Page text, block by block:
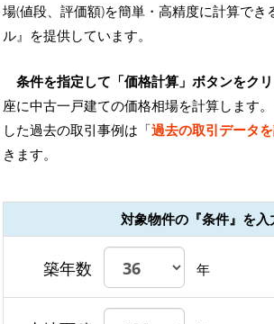
場(値段、評価額)を簡単・高精度に計算でき
ル』を提供しています。
条件を指定して「価格計算」ボタンをク
座に中古一戸建ての価格相場を計算します
した過去の取引事例は「過去の取引データ
きます。
対象物件の『条件』を入
築年数 年